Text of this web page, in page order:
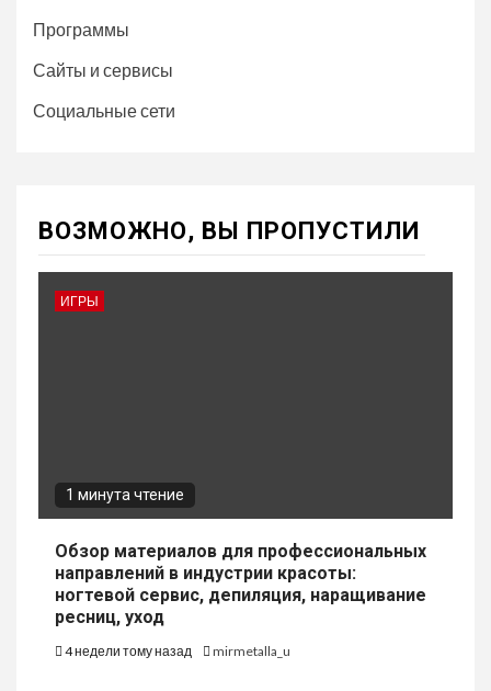
Программы
Сайты и сервисы
Социальные сети
ВОЗМОЖНО, ВЫ ПРОПУСТИЛИ
ИГРЫ
1 минута чтение
Обзор материалов для профессиональных
направлений в индустрии красоты:
ногтевой сервис, депиляция, наращивание
ресниц, уход
4 недели тому назад mirmetalla_u